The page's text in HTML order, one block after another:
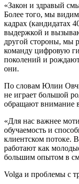
«Закон и здравый
Более того, мы
кадрах (кандидатах
выдержкой и
другой стороны, мы
команду цифровую
поколений и
они.
По словам Юлии
не играет большой
обращают внимание
«Для нас важнее
обучаемость и
клиентском потоке.
работают как
большим опытом в
Volga и проблемы с